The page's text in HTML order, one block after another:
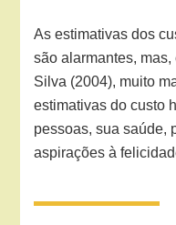
As estimativas dos
são alarmantes,
Silva (2004), muito
estimativas do custo
pessoas, sua saúde,
aspirações à